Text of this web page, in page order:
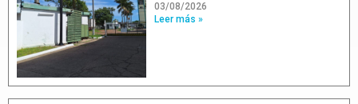
03/08/2026
Leer más »